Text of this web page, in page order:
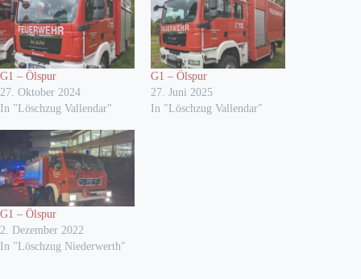
G1 – Ölspur
27. Oktober 2024
In "Löschzug Vallendar"
G1 – Ölspur
27. Juni 2025
In "Löschzug Vallendar"
G1 – Ölspur
2. Dezember 2022
In "Löschzug Niederwerth"